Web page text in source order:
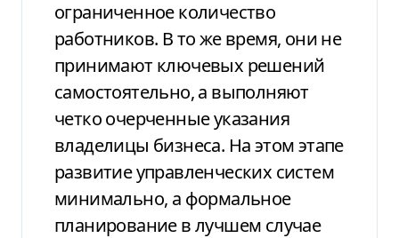
ограниченное количество
работников. В то же время, они не
принимают ключевых решений
самостоятельно, а выполняют
четко очерченные указания
владелицы бизнеса. На этом этапе
развитие управленческих систем
минимально, а формальное
планирование в лучшем случае